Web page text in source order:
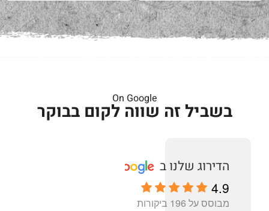
On Google
בשביל זה שווה לקום בבוקר
4.9
מבוסס על 196 ביקורות